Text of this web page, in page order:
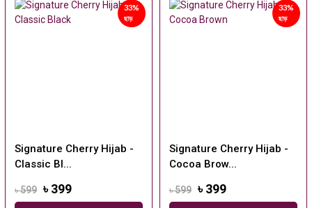
33%
ছাড়
Signature Cherry Hijab -
Classic Bl...
৳ 599 ৳ 399
33%
ছাড়
Signature Cherry Hijab -
Cocoa Brow...
৳ 599 ৳ 399